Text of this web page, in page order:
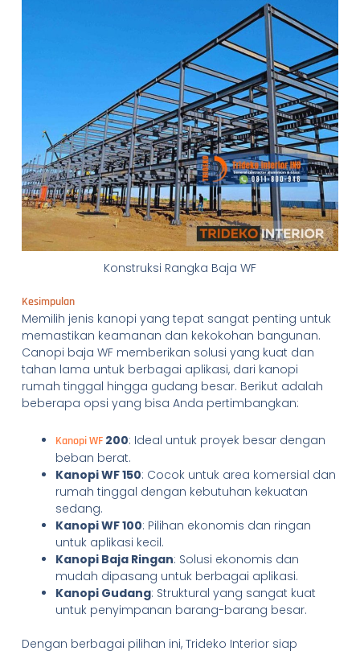
Konstruksi Rangka Baja WF
Kesimpulan
Memilih jenis kanopi yang tepat sangat penting untuk
memastikan keamanan dan kekokohan bangunan.
Canopi baja WF memberikan solusi yang kuat dan
tahan lama untuk berbagai aplikasi, dari kanopi
rumah tinggal hingga gudang besar. Berikut adalah
beberapa opsi yang bisa Anda pertimbangkan:
Kanopi WF200: Ideal untuk proyek besar dengan
beban berat.
Kanopi WF 150: Cocok untuk area komersial dan
rumah tinggal dengan kebutuhan kekuatan
sedang.
Kanopi WF 100: Pilihan ekonomis dan ringan
untuk aplikasi kecil.
Kanopi Baja Ringan: Solusi ekonomis dan
mudah dipasang untuk berbagai aplikasi.
Kanopi Gudang: Struktural yang sangat kuat
untuk penyimpanan barang-barang besar.
Dengan berbagai pilihan ini, Trideko Interior siap